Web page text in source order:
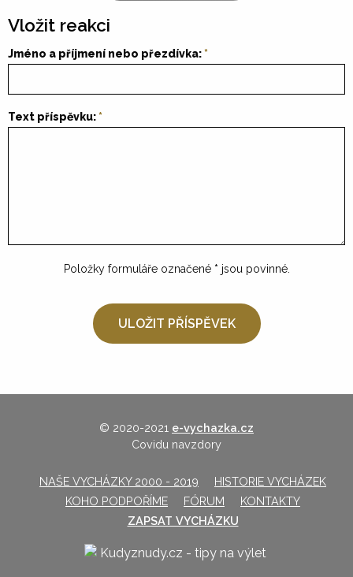
Vložit reakci
Jméno a příjmení nebo přezdívka:
Text příspěvku:
Položky formuláře označené * jsou povinné.
© 2020-2021 e-vychazka.cz
Covidu navzdory
NAŠE VYCHÁZKY 2000 - 2019
HISTORIE VYCHÁZEK
KOHO PODPOŘÍME
FÓRUM
KONTAKTY
ZAPSAT VYCHÁZKU